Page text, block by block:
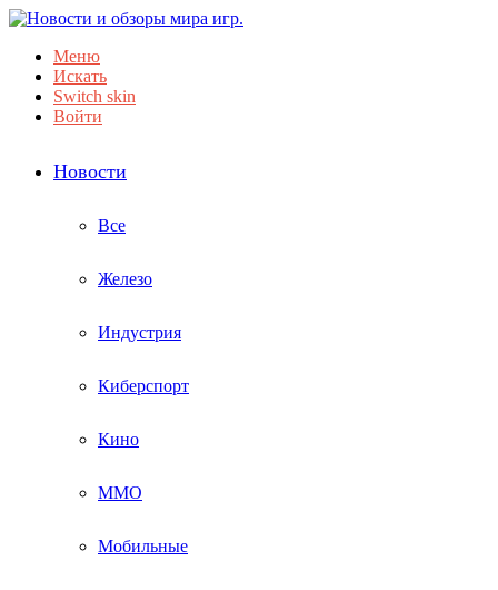
Меню
Искать
Switch skin
Войти
Новости
Все
Железо
Индустрия
Киберспорт
Кино
ММО
Мобильные